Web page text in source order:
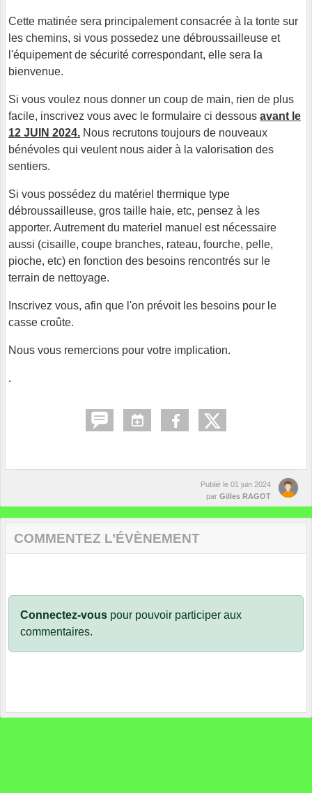
Cette matinée sera principalement consacrée à la tonte sur
les chemins, si vous possedez une débroussailleuse et
l'équipement de sécurité correspondant, elle sera la
bienvenue.
Si vous voulez nous donner un coup de main, rien de plus
facile, inscrivez vous avec le formulaire ci dessous avant le
12 JUIN 2024. Nous recrutons toujours de nouveaux
bénévoles qui veulent nous aider à la valorisation des
sentiers.
Si vous possédez du matériel thermique type
débroussailleuse, gros taille haie, etc, pensez à les
apporter. Autrement du materiel manuel est nécessaire
aussi (cisaille, coupe branches, rateau, fourche, pelle,
pioche, etc) en fonction des besoins rencontrés sur le
terrain de nettoyage.
Inscrivez vous, afin que l'on prévoit les besoins pour le
casse croûte.
Nous vous remercions pour votre implication.
.
Publié le 01 juin 2024
par Gilles RAGOT
COMMENTEZ L’ÉVÈNEMENT
Connectez-vous pour pouvoir participer aux
commentaires.